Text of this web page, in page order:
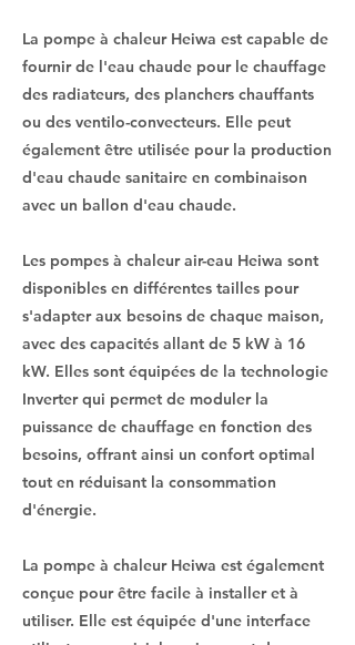
La pompe à chaleur Heiwa est capable de
fournir de l'eau chaude pour le chauffage
des radiateurs, des planchers chauffants
ou des ventilo-convecteurs. Elle peut
également être utilisée pour la production
d'eau chaude sanitaire en combinaison
avec un ballon d'eau chaude.
Les pompes à chaleur air-eau Heiwa sont
disponibles en différentes tailles pour
s'adapter aux besoins de chaque maison,
avec des capacités allant de 5 kW à 16
kW. Elles sont équipées de la technologie
Inverter qui permet de moduler la
puissance de chauffage en fonction des
besoins, offrant ainsi un confort optimal
tout en réduisant la consommation
d'énergie.
La pompe à chaleur Heiwa est également
conçue pour être facile à installer et à
utiliser. Elle est équipée d'une interface